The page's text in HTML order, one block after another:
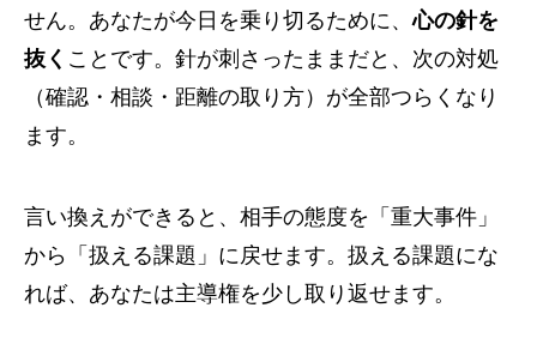
せん。あなたが今日を乗り切るために、心の針を
抜く ことです。針が刺さったままだと、次の対処
（確認・相談・距離の取り方）が全部つらくなり
ます。
言い換えができると、相手の態度を「重大事件」
から「扱える課題」に戻せます。扱える課題にな
れば、あなたは主導権を少し取り返せます。